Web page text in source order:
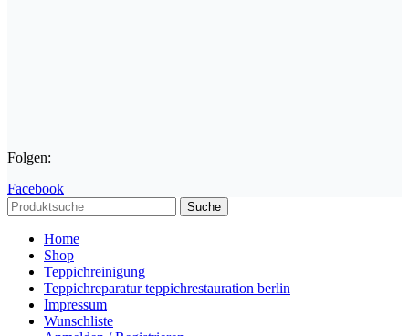
Folgen:
Facebook
Suche
Home
Shop
Teppichreinigung
Teppichreparatur teppichrestauration berlin
Impressum
Wunschliste